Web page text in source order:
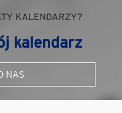
KALENDARZY?
kalendarz
NAS